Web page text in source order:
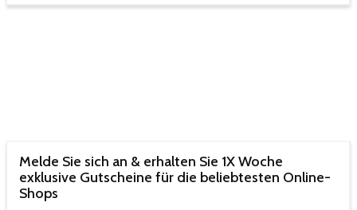
Melde Sie sich an & erhalten Sie 1X Woche
exklusive Gutscheine für die beliebtesten Online-
Shops​